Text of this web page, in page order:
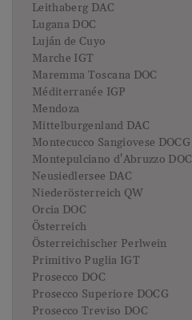
Leithaberg DAC
Lugana DOC
Luján de Cuyo
Marche IGT
Maremma Toscana DOC
Méditerranée IGP
Mendoza
Mittelburgenland DAC
Montecucco Sangiovese DOCG
Montepulciano d'Abruzzo DOC
Neusiedlersee DAC
Niederösterreich QW
Orcia DOC
Österreich
Österreichischer Perlwein
Primitivo Puglia IGT
Prosecco DOC
Prosecco Superiore DOCG
Prosecco Treviso DOC